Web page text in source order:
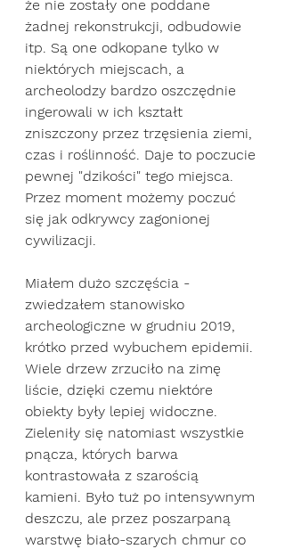
że nie zostały one poddane
żadnej rekonstrukcji, odbudowie
itp. Są one odkopane tylko w
niektórych miejscach, a
archeolodzy bardzo oszczędnie
ingerowali w ich kształt
zniszczony przez trzęsienia ziemi,
czas i roślinność. Daje to poczucie
pewnej "dzikości" tego miejsca.
Przez moment możemy poczuć
się jak odkrywcy zagonionej
cywilizacji.
Miałem dużo szczęścia -
zwiedzałem stanowisko
archeologiczne w grudniu 2019,
krótko przed wybuchem epidemii.
Wiele drzew zrzuciło na zimę
liście, dzięki czemu niektóre
obiekty były lepiej widoczne.
Zieleniły się natomiast wszystkie
pnącza, których barwa
kontrastowała z szarością
kamieni. Było tuż po intensywnym
deszczu, ale przez poszarpaną
warstwę biało-szarych chmur co